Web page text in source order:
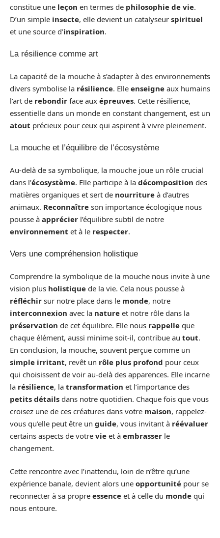
constitue une leçon en termes de philosophie de vie.
D’un simple insecte, elle devient un catalyseur spirituel
et une source d’inspiration.
La résilience comme art
La capacité de la mouche à s’adapter à des environnements
divers symbolise la résilience. Elle enseigne aux humains
l’art de rebondir face aux épreuves. Cette résilience,
essentielle dans un monde en constant changement, est un
atout précieux pour ceux qui aspirent à vivre pleinement.
La mouche et l’équilibre de l’écosystème
Au-delà de sa symbolique, la mouche joue un rôle crucial
dans l’écosystème. Elle participe à la décomposition des
matières organiques et sert de nourriture à d’autres
animaux. Reconnaître son importance écologique nous
pousse à apprécier l’équilibre subtil de notre
environnement et à le respecter.
Vers une compréhension holistique
Comprendre la symbolique de la mouche nous invite à une
vision plus holistique de la vie. Cela nous pousse à
réfléchir sur notre place dans le monde, notre
interconnexion avec la nature et notre rôle dans la
préservation de cet équilibre. Elle nous rappelle que
chaque élément, aussi minime soit-il, contribue au tout.
En conclusion, la mouche, souvent perçue comme un
simple irritant, revêt un rôle plus profond pour ceux
qui choisissent de voir au-delà des apparences. Elle incarne
la résilience, la transformation et l’importance des
petits détails dans notre quotidien. Chaque fois que vous
croisez une de ces créatures dans votre maison, rappelez-
vous qu’elle peut être un guide, vous invitant à réévaluer
certains aspects de votre vie et à embrasser le
changement.
Cette rencontre avec l’inattendu, loin de n’être qu’une
expérience banale, devient alors une opportunité pour se
reconnecter à sa propre essence et à celle du monde qui
nous entoure.